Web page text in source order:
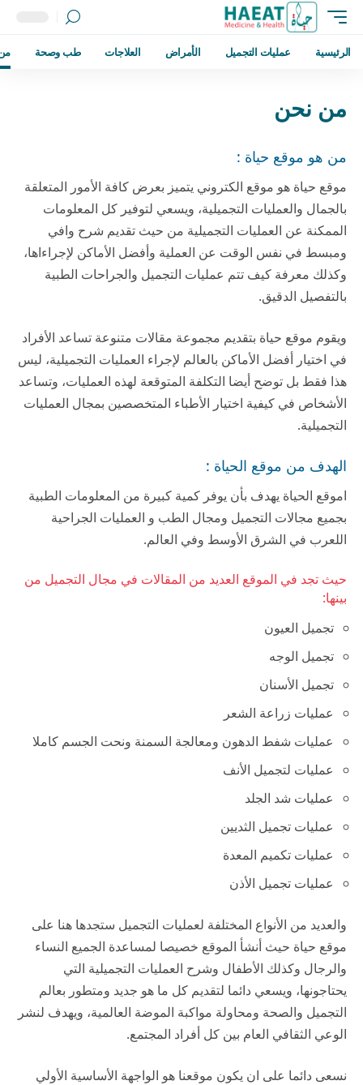
الرئيسية عمليات التجميل الأمراض العلاجات طب وصحة
من نحن
من هو موقع حياة :
موقع حياة هو موقع الكتروني يتميز بعرض كافة الأمور المتعلقة
بالجمال والعمليات التجميلية، ويسعي لتوفير كل المعلومات
الممكنة عن العمليات التجميلية من حيث تقديم شرح وافي
ومبسط في نفس الوقت عن العملية وأفضل الأماكن لإجراءاها،
وكذلك معرفة كيف تتم عمليات التجميل والجراحات الطبية
بالتفصيل الدقيق.
ويقوم موقع حياة بتقديم مجموعة مقالات متنوعة تساعد الأفراد
في اختيار أفضل الأماكن بالعالم لإجراء العمليات التجميلية، ليس
هذا فقط بل توضح أيضا التكلفة المتوقعة لهذه العمليات، وتساعد
الأشخاص في كيفية اختيار الأطباء المتخصصين بمجال العمليات
التجميلية.
الهدف من موقع الحياة :
اموقع الحياة يهدف بأن يوفر كمية كبيرة من المعلومات الطبية
بجميع مجالات التجميل ومجال الطب و العمليات الجراحية
اللعرب في الشرق الأوسط وفي العالم.
حيث تجد في الموقع العديد من المقالات في مجال التجميل من
بينها:
تجميل العيون
تجميل الوجه
تجميل الأسنان
عمليات زراعة الشعر
عمليات شفط الدهون ومعالجة السمنة ونحت الجسم كاملا
عمليات لتجميل الأنف
عمليات شد الجلد
عمليات تجميل الثديين
عمليات تكميم المعدة
عمليات تجميل الأذن
والعديد من الأنواع المختلفة لعمليات التجميل ستجدها هنا على
موقع حياة حيث أنشأ الموقع خصيصا لمساعدة الجميع النساء
والرجال وكذلك الأطفال وشرح العمليات التجميلية التي
يحتاجونها، ويسعي دائما لتقديم كل ما هو جديد ومتطور بعالم
التجميل والصحة ومحاولة مواكبة الموضة العالمية، ويهدف لنشر
الوعي الثقافي العام بين كل أفراد المجتمع.
نسعى دائما على ان يكون موقعنا هو الواجهة الأساسية الأولي